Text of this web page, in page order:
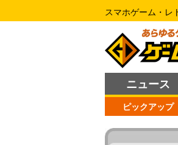
スマホゲーム・レ
ニュース
ピックアップ